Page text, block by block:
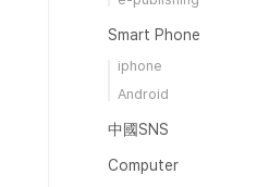
Smart Phone
iphone
Android
中國SNS
Computer